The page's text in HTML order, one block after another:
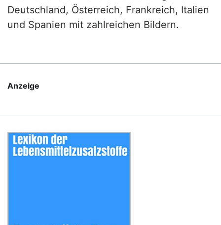
Deutschland, Österreich, Frankreich, Italien
und Spanien mit zahlreichen Bildern.
Anzeige